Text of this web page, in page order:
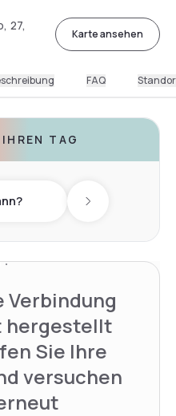
27,
Karte ansehen
FAQ
TAG
Next day
Verbindung
hergestellt
Sie Ihre
versuchen